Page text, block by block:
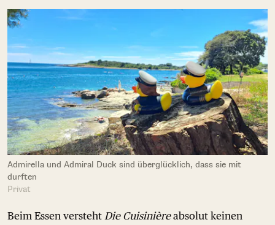
Admirella und Admiral Duck sind überglücklich, dass sie mit
durften
Privat
Beim Essen versteht Die Cuisinièreabsolut keinen